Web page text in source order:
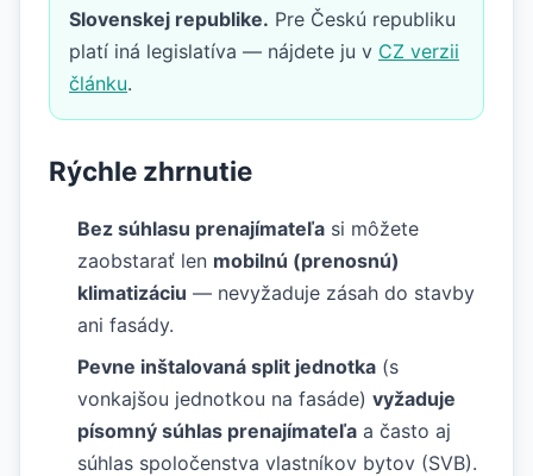
Slovenskej republike. Pre Českú republiku
platí iná legislatíva — nájdete ju v CZ verzii
článku.
Rýchle zhrnutie
Bez súhlasu prenajímateľa si môžete
zaobstarať len mobilnú (prenosnú)
klimatizáciu — nevyžaduje zásah do stavby
ani fasády.
Pevne inštalovaná split jednotka (s
vonkajšou jednotkou na fasáde) vyžaduje
písomný súhlas prenajímateľa a často aj
súhlas spoločenstva vlastníkov bytov (SVB).